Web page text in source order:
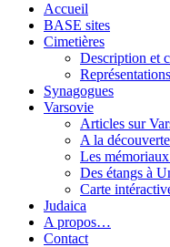
Accueil
BASE sites
Cimetières
Description et
Synagogues
Varsovie
Articles sur
A la
Les
Des étangs à
Carte
Judaica
A propos…
Contact